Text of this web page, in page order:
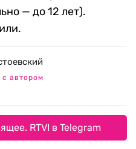
— до 12 лет).
с автором
RTVI в Telegram